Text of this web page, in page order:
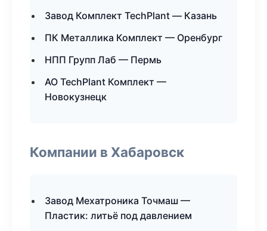
Завод Комплект TechPlant — Казань
ПК Металлика Комплект — Оренбург
НПП Групп Лаб — Пермь
АО TechPlant Комплект —
Новокузнецк
Компании в Хабаровск
Завод Мехатроника Точмаш —
Пластик: литьё под давлением